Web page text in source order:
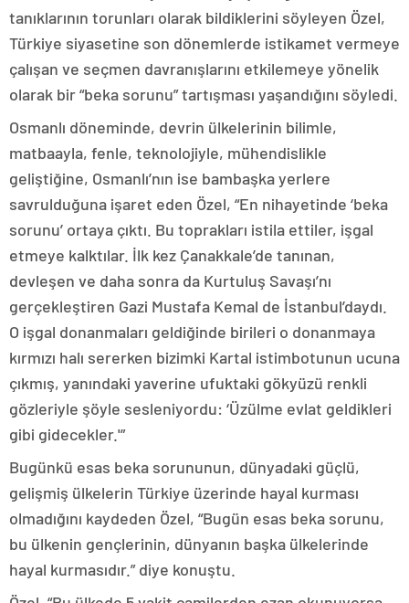
tanıklarının torunları olarak bildiklerini söyleyen Özel,
Türkiye siyasetine son dönemlerde istikamet vermeye
çalışan ve seçmen davranışlarını etkilemeye yönelik
olarak bir “beka sorunu” tartışması yaşandığını söyledi.
Osmanlı döneminde, devrin ülkelerinin bilimle,
matbaayla, fenle, teknolojiyle, mühendislikle
geliştiğine, Osmanlı’nın ise bambaşka yerlere
savrulduğuna işaret eden Özel, “En nihayetinde ‘beka
sorunu’ ortaya çıktı. Bu toprakları istila ettiler, işgal
etmeye kalktılar. İlk kez Çanakkale’de tanınan,
devleşen ve daha sonra da Kurtuluş Savaşı’nı
gerçekleştiren Gazi Mustafa Kemal de İstanbul’daydı.
O işgal donanmaları geldiğinde birileri o donanmaya
kırmızı halı sererken bizimki Kartal istimbotunun ucuna
çıkmış, yanındaki yaverine ufuktaki gökyüzü renkli
gözleriyle şöyle sesleniyordu: ‘Üzülme evlat geldikleri
gibi gidecekler.'”
Bugünkü esas beka sorununun, dünyadaki güçlü,
gelişmiş ülkelerin Türkiye üzerinde hayal kurması
olmadığını kaydeden Özel, “Bugün esas beka sorunu,
bu ülkenin gençlerinin, dünyanın başka ülkelerinde
hayal kurmasıdır.” diye konuştu.